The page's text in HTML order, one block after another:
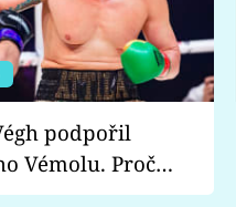
Vémolu. Proč
zápasit s ním než